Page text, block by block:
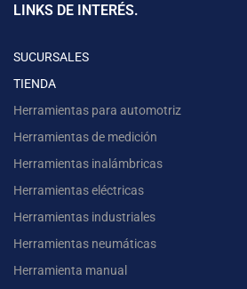
LINKS DE INTERÉS.
SUCURSALES
TIENDA
Herramientas para automotriz
Herramientas de medición
Herramientas inalámbricas
Herramientas eléctricas
Herramientas industriales
Herramientas neumáticas
Herramienta manual